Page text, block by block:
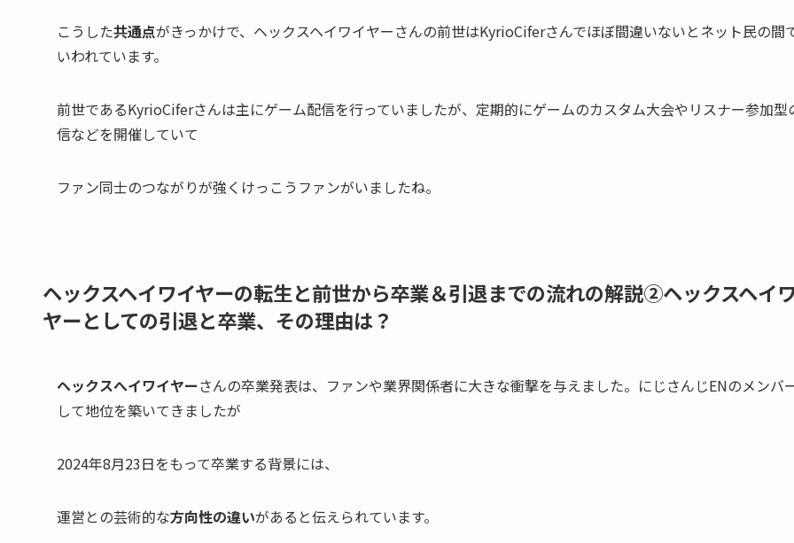
こうした共通点がきっかけで、ヘックスヘイワイヤーさんの前世はKyrioCiferさんでほぼ間違いないとネット民の間
いわれています。
前世であるKyrioCiferさんは主にゲーム配信を行っていましたが、定期的にゲームのカスタム大会やリスナー参加型
信などを開催していて
ファン同士のつながりが強く けっこうファンがいましたね。
ヘックスヘイワイヤーの転生と前世から卒業＆引退までの流れの解説②ヘックスヘイ
ヤーとしての引退と卒業、その理由は？
ヘックスへイワイヤーさんの卒業発表は、ファンや業界関係者に大きな衝撃を与えました。にじさんじENのメンバ
して地位を築いてきましたが
2024年8月23日をもって卒業する背景には、
運営との芸術的な方向性の違いがあると伝えられています。